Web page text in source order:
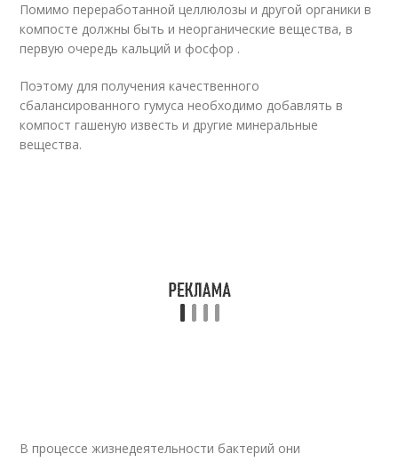
Помимо переработанной целлюлозы и другой органики в
компосте должны быть и неорганические вещества, в
первую очередь кальций и фосфор .
Поэтому для получения качественного
сбалансированного гумуса необходимо добавлять в
компост гашеную известь и другие минеральные
вещества.
В процессе жизнедеятельности бактерий они